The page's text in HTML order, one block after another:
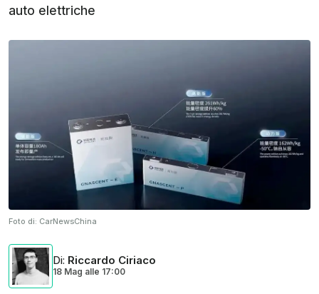
auto elettriche
Foto di: CarNewsChina
Di: Riccardo Ciriaco
18 Mag alle 17:00